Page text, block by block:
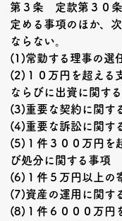
第３条 定款第３０条
定める事項のほか、
ならない。
(1)常勤する理事の選
(2)１０万円を超える
ならびに出資に関す
(3)重要な契約に関す
(4)重要な訴訟に関す
(5)１件３００万円を
び処分に関する事項
(6)１件５万円以上の
(7)資産の運用に関す
(8)１件６０００万円